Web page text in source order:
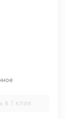
в 1 клик